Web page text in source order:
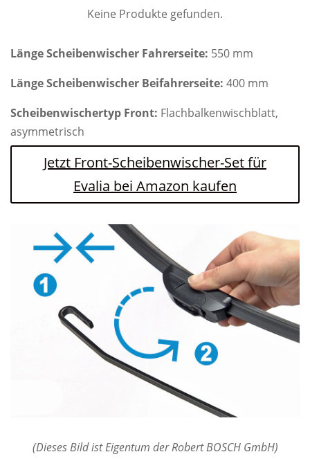
Keine Produkte gefunden.
Länge Scheibenwischer Fahrerseite: 550 mm
Länge Scheibenwischer Beifahrerseite: 400 mm
Scheibenwischertyp Front: Flachbalkenwischblatt,
asymmetrisch
Jetzt Front-Scheibenwischer-Set für
Evalia bei Amazon kaufen
(Dieses Bild ist Eigentum der Robert BOSCH GmbH)